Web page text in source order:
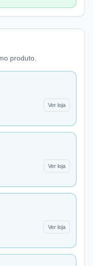
produto.
Ver loja
Ver loja
Ver loja